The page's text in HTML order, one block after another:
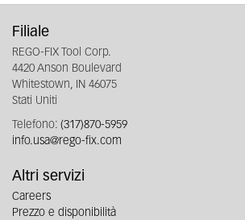
Filiale
REGO-FIX Tool Corp.
4420 Anson Boulevard
Whitestown, IN 46075
Stati Uniti
Telefono: (317)870-5959
info.usa@rego-fix.com
Altri servizi
Careers
Prezzo e disponibilità